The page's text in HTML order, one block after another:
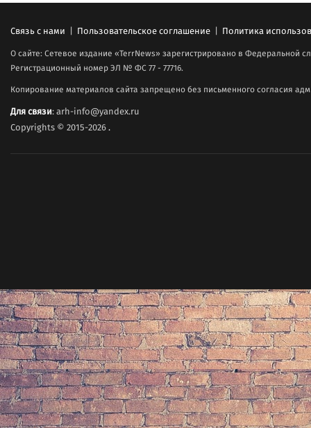
Связь с нами | Пользовательское соглашение | Политика
О сайте: Сетевое издание «TerrNews» зарегистрировано в Федеральной
Регистрационный номер ЭЛ № ФС 77 - 77716.
Копирование материалов сайта запрещено без письменного согласия
Для связи: arh-info@yandex.ru
Copyrights © 2015-2026.